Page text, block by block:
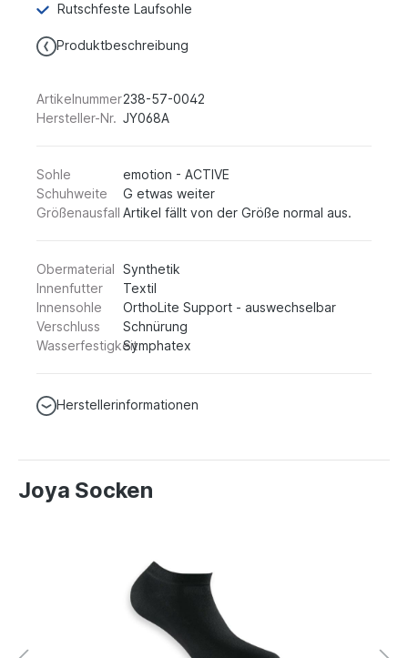
Rutschfeste Laufsohle
Produktbeschreibung
Artikelnummer238-57-0042
Hersteller-Nr. JY068A
Sohle
emotion - ACTIVE
Schuhweite
G etwas weiter
Größenausfall Artikel fällt von der Größe normal aus.
Obermaterial Synthetik
Innenfutter
Textil
Innensohle
OrthoLite Support - auswechselbar
Verschluss
Schnürung
WasserfestigkeitSymphatex
Herstellerinformationen
Joya Socken